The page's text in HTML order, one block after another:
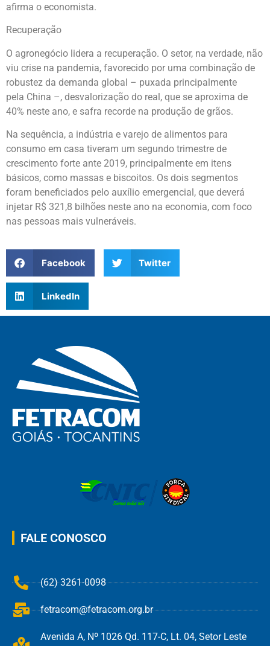
afirma o economista.
Recuperação
O agronegócio lidera a recuperação. O setor, na verdade, não
viu crise na pandemia, favorecido por uma combinação de
robustez da demanda global – puxada principalmente
pela China –, desvalorização do real, que se aproxima de
40% neste ano, e safra recorde na produção de grãos.
Na sequência, a indústria e varejo de alimentos para
consumo em casa tiveram um segundo trimestre de
crescimento forte ante 2019, principalmente em itens
básicos, como massas e biscoitos. Os dois segmentos
foram beneficiados pelo auxílio emergencial, que deverá
injetar R$ 321,8 bilhões neste ano na economia, com foco
nas pessoas mais vulneráveis.
Facebook Twitter
LinkedIn
FALE CONOSCO
(62) 3261-0098
fetracom@fetracom.org.br
Avenida A, Nº 1026 Qd. 117-C, Lt. 04, Setor Leste